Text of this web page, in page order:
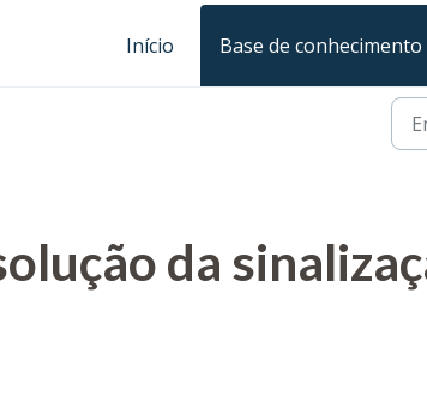
Início Base de conhecimento
da